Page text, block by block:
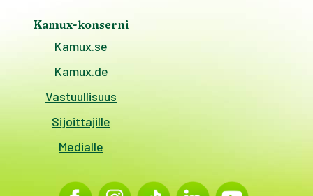
Kamux-konserni
Kamux.se
Kamux.de
Vastuullisuus
Sijoittajille
Medialle